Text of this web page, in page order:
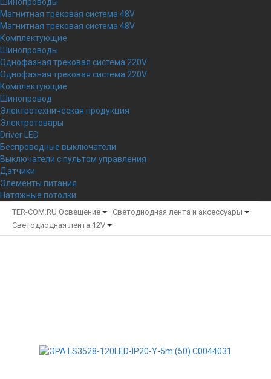
Магнитная трековая система 48V
Магнитная трековая система 48V
Комплектующие
Шинопроводы
Однофазная трековая система 220V
Однофазная трековая система 220V
Комплектующие
Шинопровод
Электротехническая продукция
Электротовары
Driver LED
Беспроводные выключатели
Выключатели с пультом управления
Датчики
Элементы питания
Натяжные потолки
TER-COM.RU Освещение
Светодиодная лента и аксессуары
Светодиодная лента 12V